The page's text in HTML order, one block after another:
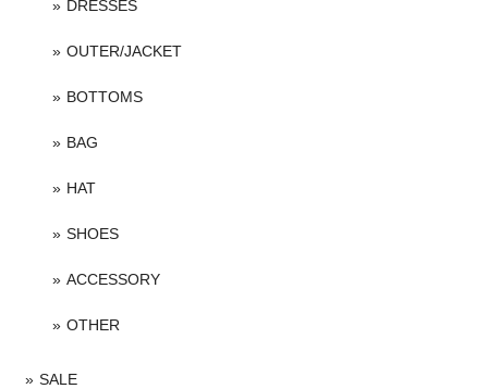
DRESSES
OUTER/JACKET
BOTTOMS
BAG
HAT
SHOES
ACCESSORY
OTHER
SALE